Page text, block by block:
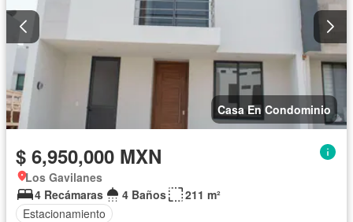
Casa En Condominio
$ 6,950,000 MXN
Los Gavilanes
4 Recámaras
4 Baños
211 m²
Estacionamiento